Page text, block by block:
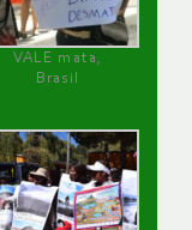
VALE mata,
Brasil